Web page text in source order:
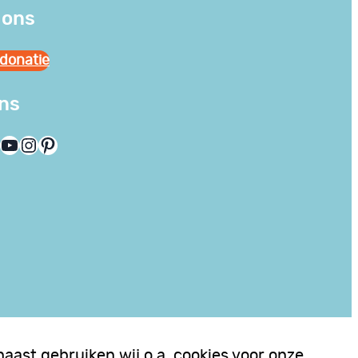
YouTube InstagramPinterest